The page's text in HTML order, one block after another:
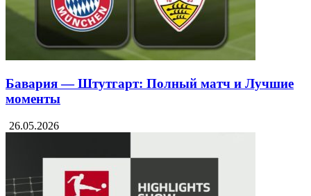
Бавария — Штутгарт: Полный матч и Лучшие
моменты
26.05.2026